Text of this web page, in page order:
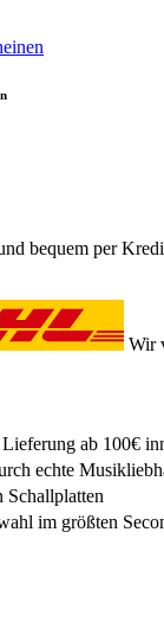
bequem per
Wir
ab 100€
echte
im größten